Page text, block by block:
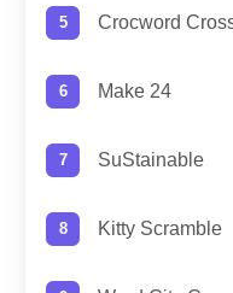
Crocword
Make 24
SuStainable
Kitty Scramble